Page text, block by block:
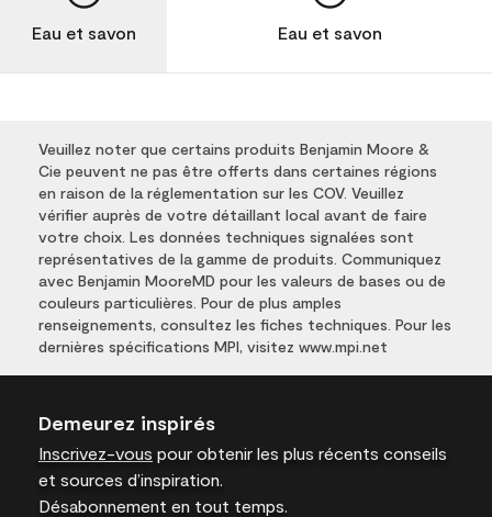
Eau et savon Eau et savon
Veuillez noter que certains produits Benjamin Moore &
Cie peuvent ne pas être offerts dans certaines régions
en raison de la réglementation sur les COV. Veuillez
vérifier auprès de votre détaillant local avant de faire
votre choix. Les données techniques signalées sont
représentatives de la gamme de produits. Communiquez
avec Benjamin MooreMD pour les valeurs de bases ou de
couleurs particulières. Pour de plus amples
renseignements, consultez les fiches techniques. Pour les
dernières spécifications MPI, visitez www.mpi.net
Demeurez inspirés
Inscrivez-vous pour obtenir les plus récents conseils
et sources d’inspiration.
Désabonnement en tout temps.